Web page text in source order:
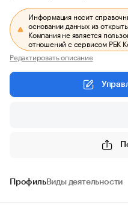
Информация носит
основании данных из
Компания не является
отношений с сервисом РБК
Редактировать описание
ПрофильВиды деятельности